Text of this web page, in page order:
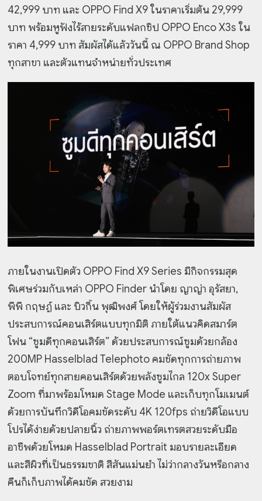
42,999 บาท และ OPPO Find X9 ในราคาเริ่มต้น 29,999
บาท พร้อมหูฟังไร้สายระดับแฟลกชิป OPPO Enco X3s ใน
ราคา 4,999 บาท สัมผัสได้แล้ววันนี้ ณ OPPO Brand Shop
ทุกสาขา และตัวแทนจำหน่ายทั่วประเทศ
ภายในงานเปิดตัว OPPO Find X9 Series มีกิจกรรมสุด
พิเศษร่วมกับเหล่า OPPO Finder นำโดย ญาญ่า อุรัสยา,
พีพี กฤษฏ์ และ บิวกิ้น พุฒิพงศ์ โดยให้ผู้ร่วมงานสัมผัส
ประสบการณ์คอนเสิร์ตแบบทุกมิติ ภายใต้แนวคิดสมาร์ต
โฟน “ซูมดีทุกคอนเสิร์ต” ด้วยประสบการณ์ซูมด้วยกล้อง
200MP Hasselblad Telephoto คมชัดทุกการถ่ายภาพ
ตอบโจทย์ทุกสายคอนเสิร์ตด้วยพลังซูมไกล 120x Super
Zoom ที่มาพร้อมโหมด Stage Mode และเก็บทุกโมเมนต์
ด้วยการบันทึกวิดีโอคมชัดระดับ 4K 120fps ถ่ายวิดีโอแบบ
โปรได้ง่ายด้วยปลายนิ้ว ถ่ายภาพพอร์ตเทรตสวยระดับมือ
อาชีพด้วยโหมด Hasselblad Portrait มอบรายละเอียด
และสีผิวที่เป็นธรรมชาติ สีสันแม่นยำ ไม่ว่ากลางวันหรือกลาง
คืนก็เก็บภาพได้คมชัด สวยงาม